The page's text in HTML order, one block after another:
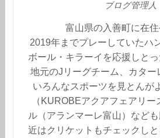
ブログ管理人
富山県の入善町に在住
2019年までプレーしていたハ
ボール・キラーイを応援しと
地元のJリーグチーム、カター
いろんなスポーツを見とんが
（KUROBEアクアフェアリ
ル（アランマーレ富山）など
近はクリケットもチェックし